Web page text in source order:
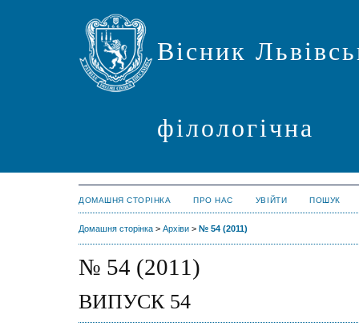
Вісник
філологічна
ДОМАШНЯ СТОРІНКА ПРО НАС УВІЙТИ ПОШУК
Домашня сторінка > Архіви > № 54 (2011)
№ 54 (2011)
ВИПУСК 54